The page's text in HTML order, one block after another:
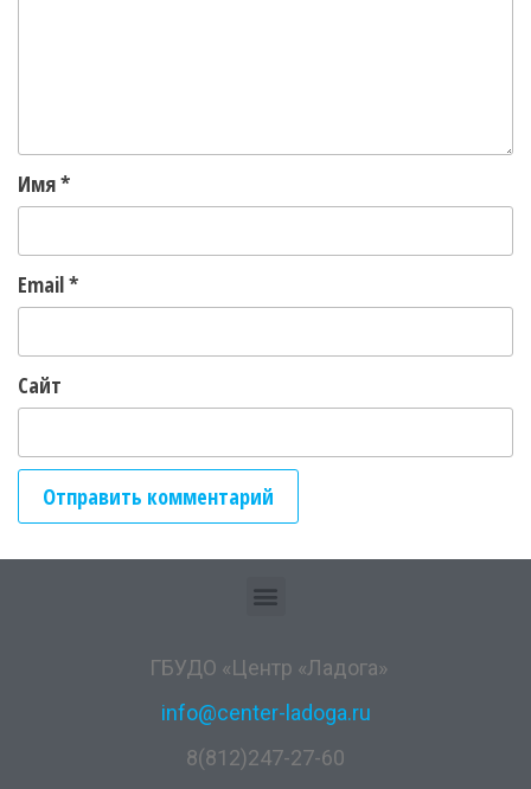
Имя*
Email*
Сайт
ГБУДО «Центр «Ладога»
info@center-ladoga.ru
8(812)247-27-60